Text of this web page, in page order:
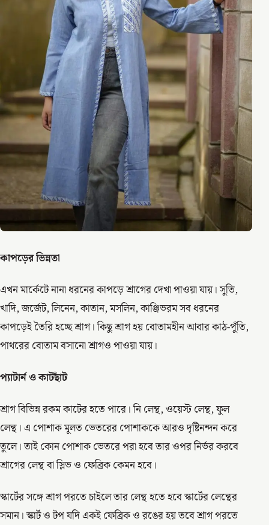
কাপড়ের ভিন্নতা
এখন মার্কেটে নানা ধরনের কাপড়ে শ্রাগের দেখা পাওয়া যায়। সুতি,
খাদি, জর্জেট, লিনেন, কাতান, মসলিন, কাঞ্জিভরম সব ধরনের
কাপড়েই তৈরি হচ্ছে শ্রাগ। কিছু শ্রাগ হয় বোতামহীন আবার কাঠ-পুঁতি,
পাথরের বোতাম বসানো শ্রাগও পাওয়া যায়।
প্যাটার্ন ও কাটছাঁট
শ্রাগ বিভিন্ন রকম কাটের হতে পারে। নি লেন্থ, ওয়েস্ট লেন্থ, ফুল
লেন্থ। এ পোশাক মূলত ভেতরের পোশাককে আরও দৃষ্টিনন্দন করে
তুলে। তাই কোন পোশাক ভেতরে পরা হবে তার ওপর নির্ভর করবে
শ্রাগের লেন্থ বা স্লিভ ও ফেব্রিক কেমন হবে।
স্কার্টের সঙ্গে শ্রাগ পরতে চাইলে তার লেন্থ হতে হবে স্কার্টের লেন্থের
সমান। স্কার্ট ও টপ যদি একই ফেব্রিক ও রঙের হয় তবে শ্রাগ পরতে